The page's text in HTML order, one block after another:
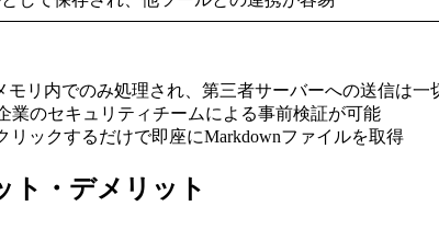
モリ内でのみ処理され、第三者サーバーへの送信は一
業のセキュリティチームによる事前検証が可能
ックするだけで即座にMarkdownファイルを取得
ト・デメリット